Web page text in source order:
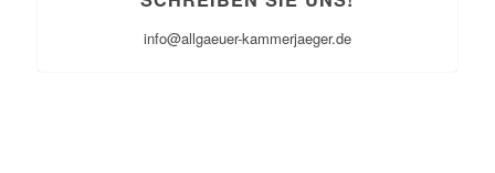
info@allgaeuer-kammerjaeger.de